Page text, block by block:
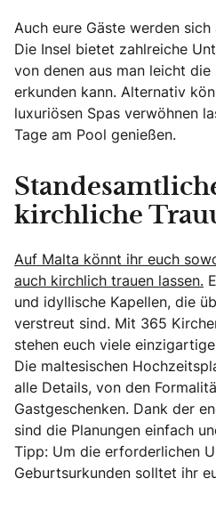
Auch eure Gäste werden
Die Insel bietet zahlreiche
von denen aus man leicht
erkunden kann. Alternativ
luxuriösen Spas verwöhnen
Tage am Pool genießen.
kirchliche
Auf Malta könnt ihr euch
auch kirchlich trauen lassen.
und idyllische Kapellen, die
verstreut sind. Mit 365
stehen euch viele
Die maltesischen
alle Details, von den
Gastgeschenken. Dank der
sind die Planungen einfach
Tipp: Um die erforderlichen
Geburtsurkunden solltet ihr